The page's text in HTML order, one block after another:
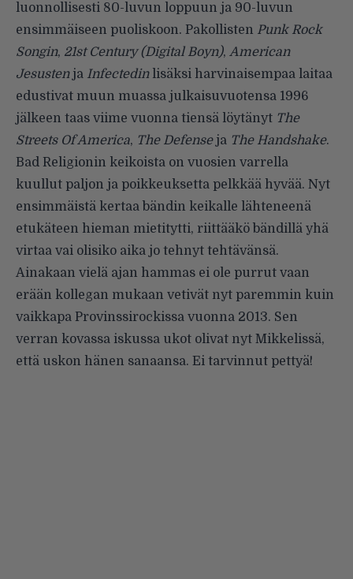
luonnollisesti 80-luvun loppuun ja 90-luvun
ensimmäiseen puoliskoon. Pakollisten Punk Rock
Songin, 21st Century (Digital Boyn), American
Jesustenja Infectedinlisäksi harvinaisempaa laitaa
edustivat muun muassa julkaisuvuotensa 1996
jälkeen taas viime vuonna tiensä löytänyt The
Streets Of America, The Defenseja The Handshake.
Bad Religionin keikoista on vuosien varrella
kuullut paljon ja poikkeuksetta pelkkää hyvää. Nyt
ensimmäistä kertaa bändin keikalle lähteneenä
etukäteen hieman mietitytti, riittääkö bändillä yhä
virtaa vai olisiko aika jo tehnyt tehtävänsä.
Ainakaan vielä ajan hammas ei ole purrut vaan
erään kollegan mukaan vetivät nyt paremmin kuin
vaikkapa Provinssirockissa vuonna 2013. Sen
verran kovassa iskussa ukot olivat nyt Mikkelissä,
että uskon hänen sanaansa. Ei tarvinnut pettyä!